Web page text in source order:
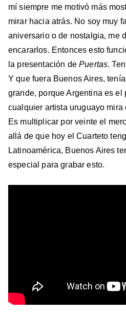
mí siempre me motivó más
mirar hacia atrás. No soy muy
aniversario o de nostalgia, me
encararlos. Entonces esto
la presentación dePuertas.
Y que fuera Buenos Aires,
grande, porque Argentina es el
cualquier artista uruguayo mira
Es multiplicar por veinte el
allá de que hoy el Cuarteto
Latinoamérica, Buenos Aires
especial para grabar esto.